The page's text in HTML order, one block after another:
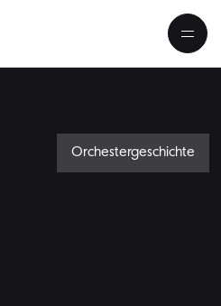
Orchestergeschichte